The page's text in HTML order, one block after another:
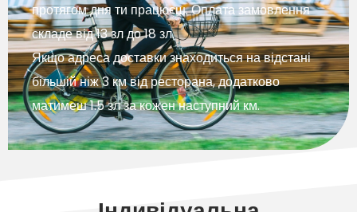
протягом дня ти працюєш. Оплата замовлення
складе від 13 зл до 18 зл.
Якщо адреса доставки знаходиться на відстані
більшій ніж 3 км від ресторана, додатково
матимеш 1.5 зл за кожен наступний км.